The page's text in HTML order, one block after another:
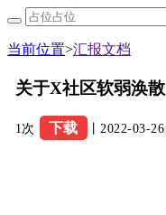
当前位置>汇报文档
关于X社区软弱涣
1次 下载 丨2022-03-